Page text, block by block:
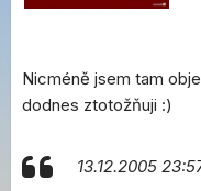
Nicméně jsem tam
dodnes ztotožňuji :)
13.12.2005